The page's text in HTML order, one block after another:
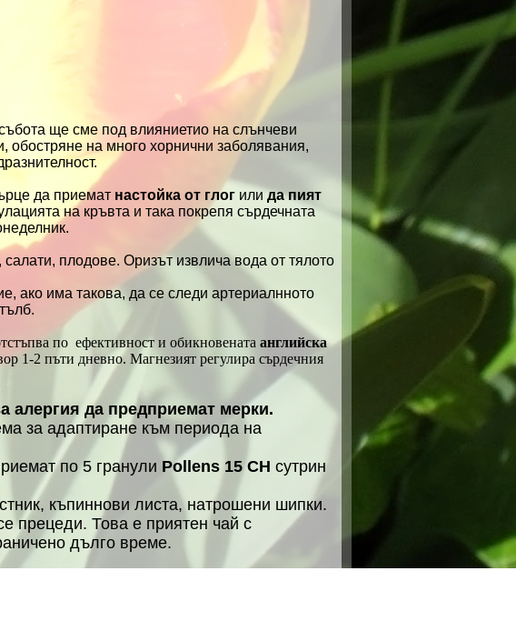
ще сме под влияниетио на слънчеви
обостряне на много хорнични заболявания,
да приемат настойка от глог или да пият
на кръвта и така покрепя сърдечната
плодове. Оризът извлича вода от тялото
ако има такова, да се следи артериалнното
по ефективност и обикновената английска
1-2 пъти дневно. Магнезият регулира сърдечния
алергия да предприемат мерки.
за адаптиране към периода на
по 5 гранули Pollens 15 CH сутрин
къпиннови листа, натрошени шипки.
прецеди. Това е приятен чай с
дълго време.